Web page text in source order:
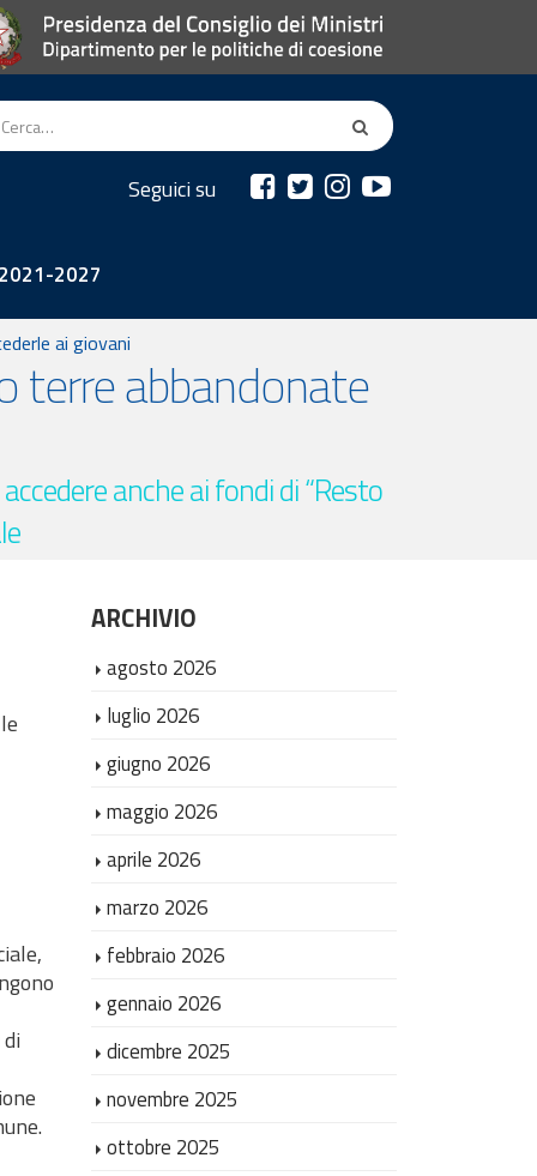
Seguici su
2021-2027
ai giovani
terre abbandonate
anche ai fondi di “Resto
ARCHIVIO
agosto 2026
luglio 2026
giugno 2026
maggio 2026
aprile 2026
marzo 2026
febbraio 2026
gennaio 2026
dicembre 2025
novembre 2025
ottobre 2025